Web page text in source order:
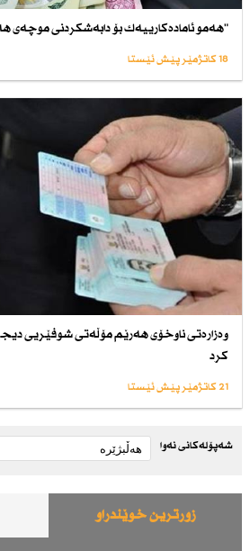
"هەمو ئامادەكارییەك بۆ دابەشكردنی موچەی
18 کاتژمێر پێش ئێستا
وەزارەتی ناوخۆی هەرێم مۆڵەتی شوفێریی
كرد
21 کاتژمێر پێش ئێستا
شەپۆلەکانی نەوا
زۆرترین خوێندراو